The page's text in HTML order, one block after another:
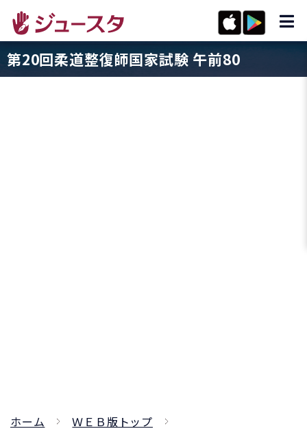
第20回柔道整復師国家試験 午前80
ホーム
ＷＥＢ版トップ